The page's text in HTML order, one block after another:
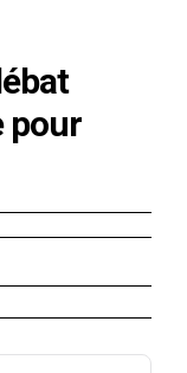
pour